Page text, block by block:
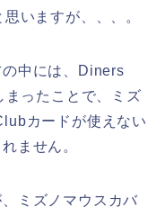
いますが、、、。
中には、Diners
ったことで、ミズ
カードが使えない
ません。
ミズノマウスカバ